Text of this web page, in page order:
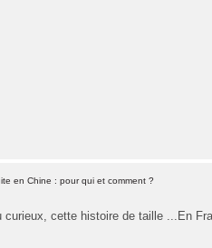
en Chine : pour qui et comment ?
curieux, cette histoire de taille ...En